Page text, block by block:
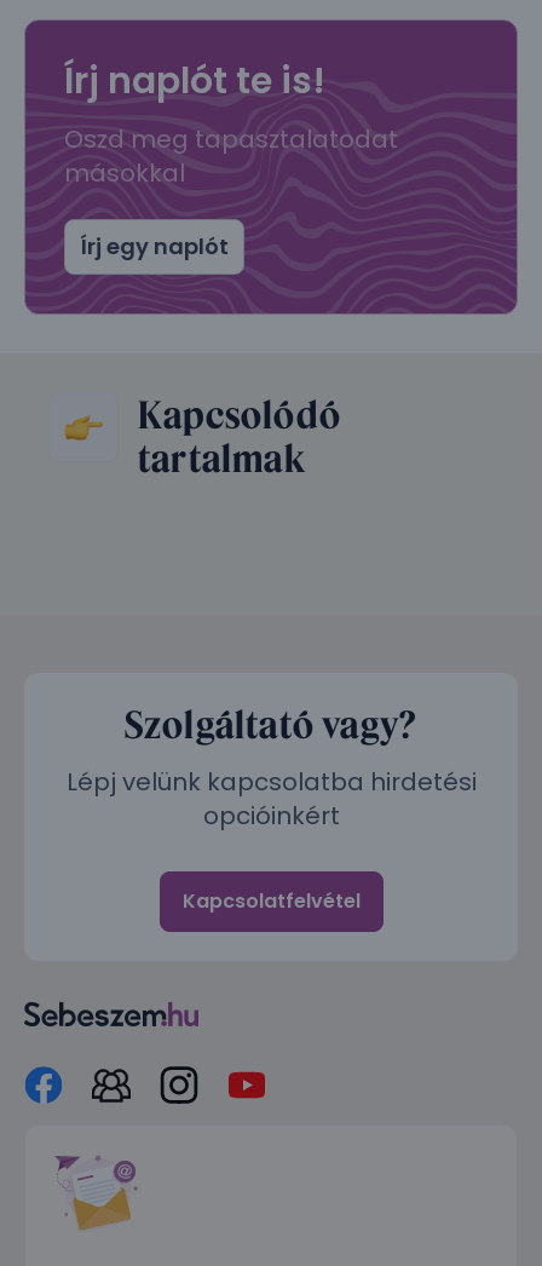
Írj naplót te is!
Oszd meg tapasztalatodat
másokkal
Írj egy naplót
Kapcsolódó
tartalmak
Szolgáltató vagy?
Lépj velünk kapcsolatba hirdetési
opcióinkért
Kapcsolatfelvétel